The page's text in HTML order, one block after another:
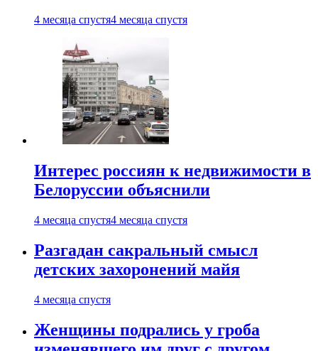
4 месяца спустя4 месяца спустя
Интерес россиян к недвижимости в
Белоруссии объяснили
4 месяца спустя4 месяца спустя
Разгадан сакральный смысл
детских захоронений майя
4 месяца спустя
Женщины подрались у гроба